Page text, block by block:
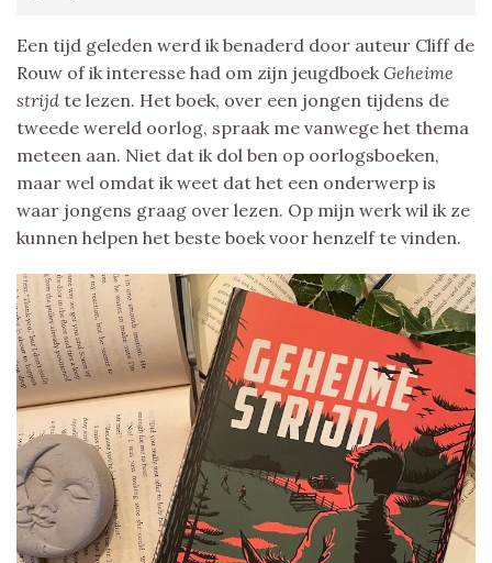
Een tijd geleden werd ik benaderd door auteur Cliff de
Rouw of ik interesse had om zijn jeugdboek Geheime
strijd te lezen. Het boek, over een jongen tijdens de
tweede wereld oorlog, spraak me vanwege het thema
meteen aan. Niet dat ik dol ben op oorlogsboeken,
maar wel omdat ik weet dat het een onderwerp is
waar jongens graag over lezen. Op mijn werk wil ik ze
kunnen helpen het beste boek voor henzelf te vinden.